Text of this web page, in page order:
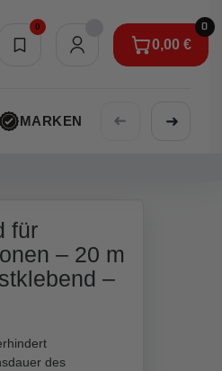
0
Merkliste
0
0,00 €
0,00 €
MARKEN AKTIONEN
➜ ➜
für
– 20 m
–
des